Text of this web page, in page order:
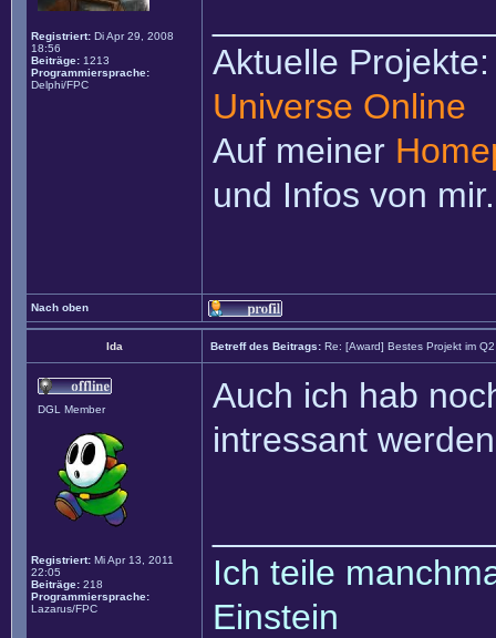
Registriert: Di Apr 29, 2008
18:56
Beiträge: 1213
Programmiersprache:
Delphi/FPC
Aktuelle
Universe Online
Auf meiner
und Infos von mir.
Nach oben
Ida Betreff des Beitrags: Re: [Award] Bestes Projekt im
DGL Member
Registriert: Mi Apr 13, 2011
22:05
Beiträge: 218
Programmiersprache:
Lazarus/FPC
Auch ich hab
intressant
Ich teile
Einstein